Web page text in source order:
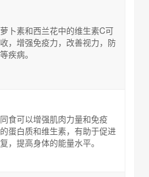
卜素和西兰花中的维生素C可
，增强免疫力，改善视力，防
疾病。
食可以增强肌肉力量和免疫
蛋白质和维生素，有助于促进
，提高身体的能量水平。